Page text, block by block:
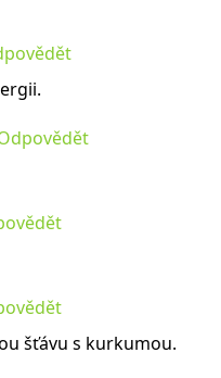
šťávu s kurkumou.